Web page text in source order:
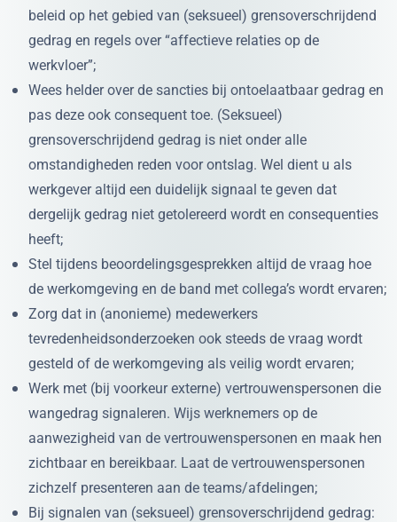
beleid op het gebied van (seksueel) grensoverschrijdend
gedrag en regels over “affectieve relaties op de
werkvloer”;
Wees helder over de sancties bij ontoelaatbaar gedrag en
pas deze ook consequent toe. (Seksueel)
grensoverschrijdend gedrag is niet onder alle
omstandigheden reden voor ontslag. Wel dient u als
werkgever altijd een duidelijk signaal te geven dat
dergelijk gedrag niet getolereerd wordt en consequenties
heeft;
Stel tijdens beoordelingsgesprekken altijd de vraag hoe
de werkomgeving en de band met collega’s wordt ervaren;
Zorg dat in (anonieme) medewerkers
tevredenheidsonderzoeken ook steeds de vraag wordt
gesteld of de werkomgeving als veilig wordt ervaren;
Werk met (bij voorkeur externe) vertrouwenspersonen die
wangedrag signaleren. Wijs werknemers op de
aanwezigheid van de vertrouwenspersonen en maak hen
zichtbaar en bereikbaar. Laat de vertrouwenspersonen
zichzelf presenteren aan de teams/afdelingen;
Bij signalen van (seksueel) grensoverschrijdend gedrag: